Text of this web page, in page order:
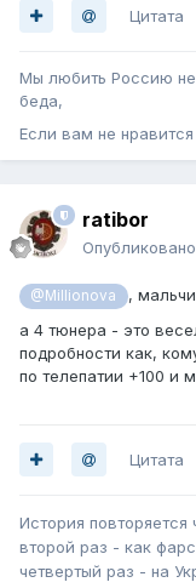
Цитата
Мы любить Россию
беда,
Если вам не
ratibor
Опубликовано
@Millionova
,
а 4 тюнера - это
подробности как,
по телепатии +100 и
Цитата
История повторяется
второй раз - как
четвертый раз - на